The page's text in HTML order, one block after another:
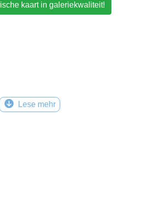
kaart in galeriekwaliteit!
Lese mehr